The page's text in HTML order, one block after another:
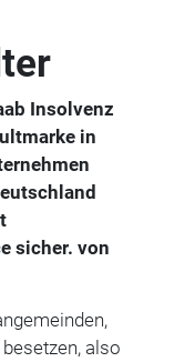
Insolvenz
in
sicher. von
also